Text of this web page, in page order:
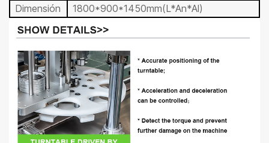
Dimensión
1800*900*1450mm(L*An*Al)